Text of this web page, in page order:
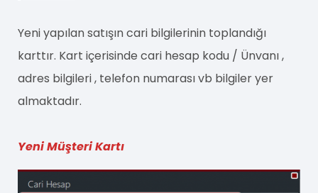
Yeni yapılan satışın cari bilgilerinin toplandığı
karttır. Kart içerisinde cari hesap kodu / Ünvanı ,
adres bilgileri , telefon numarası vb bilgiler yer
almaktadır.
Yeni Müşteri Kartı